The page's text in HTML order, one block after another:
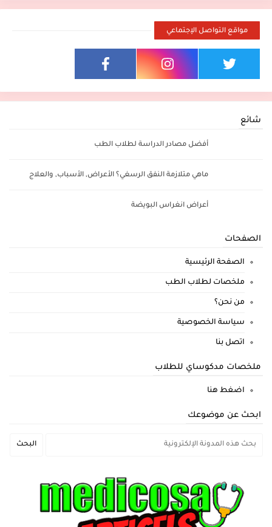
مواقع التواصل الإجتماعي
شائع
أفضل مصادر الدراسة لطلاب الطب
ماهي متلازمة النفق الرسغي؟ الأعراض, الأسباب, والعلاج
أعراض انغراس البويضة
الصفحات
الصفحة الرئيسية
ملخصات لطلاب الطب
من نحن؟
سياسة الخصوصية
اتصل بنا
ملخصات مدكوساي للطلاب
اضغط هنا
ابحث عن موضوعك